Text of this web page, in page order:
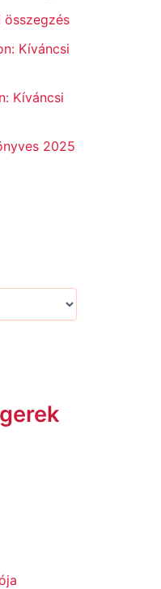
Kíváncsi
Kíváncsi
2025